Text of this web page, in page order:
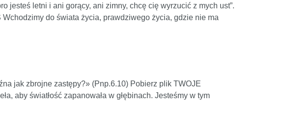
jesteś letni i ani gorący, ani zimny, chcę cię wyrzucić z mych ust”.
do świata życia, prawdziwego życia, gdzie nie ma
jak zbrojne zastępy?» (Pnp.6.10) Pobierz plik TWOJE
aby światłość zapanowała w głębinach. Jesteśmy w tym